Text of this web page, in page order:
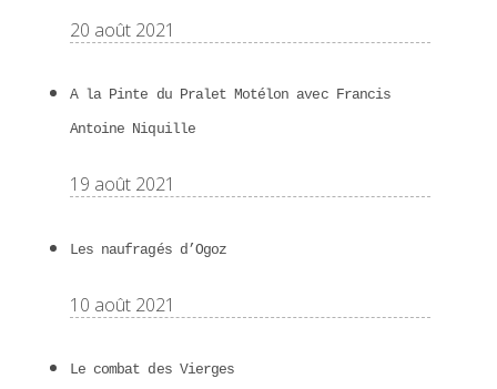
20 août 2021
A la Pinte du Pralet Motélon avec Francis
Antoine Niquille
19 août 2021
Les naufragés d’Ogoz
10 août 2021
Le combat des Vierges